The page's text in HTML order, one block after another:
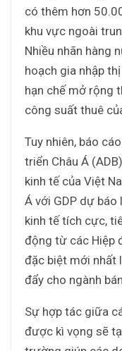
có thêm hơn
khu vực ngoài
Nhiều nhãn hàng
hoạch gia nhập
hạn chế mở rộng
công suất thuê
Tuy nhiên, báo
triển Châu Á
kinh tế của Việt
Á với GDP dự báo
kinh tế tích cực,
động từ các Hiệp
đặc biệt mới nhất
đẩy cho ngành
Sự hợp tác giữa
được kì vọng sẽ